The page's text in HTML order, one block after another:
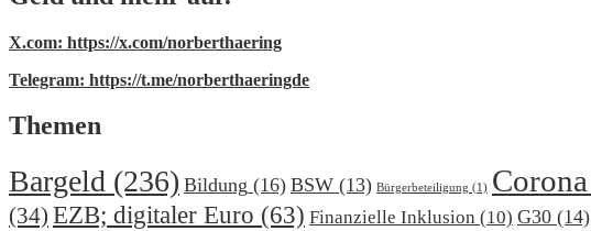
X.com: https://x.com/norberthaering
Telegram: https://t.me/norberthaeringde
Themen
Bargeld (236) Bildung (16) BSW (13) Bürgerbeteiligung (1) Corona
(34) EZB; digitaler Euro (63) Finanzielle Inklusion (10) G30 (14)